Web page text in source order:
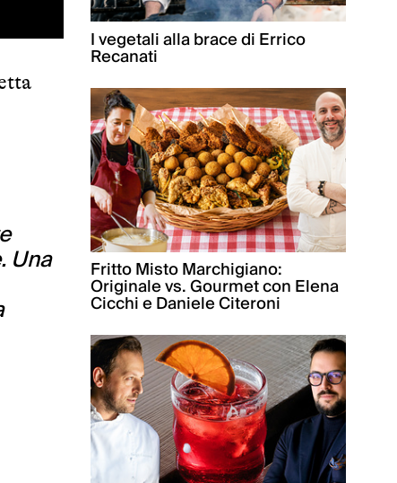
Una
I vegetali alla brace di Errico
Recanati
Fritto Misto Marchigiano:
Originale vs. Gourmet con Elena
Cicchi e Daniele Citeroni